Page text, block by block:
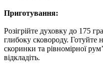
Приготування:
Розігрійте духовку до 175
глибоку сковороду. Готуйте
скоринки та рівномірної
відкладіть.